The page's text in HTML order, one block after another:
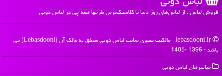
فروش لباس : از لباس‌های روز دنیا تا کلاسیک‌ترین طرحها همه چی در لباس دونی
lebasdooni.ir - مالکیت معنوی سایت لباس دونی متعلق به مالک آن (Lebasdooni) می
باشد - 1396 -1405
میانبرهای لباس دونی